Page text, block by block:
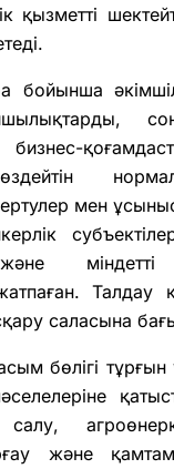
қызметті
мен
міндетті
Талдау
саласына
бөлігі
және